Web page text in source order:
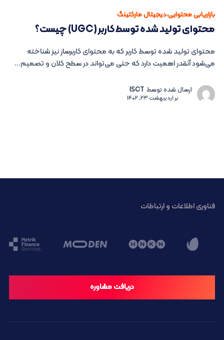
بازاریابی محتوایی،دیجیتال مارکتینگ
محتوای تولید شده توسط کاربر (UGC) چیست؟
محتوای تولید شده توسط کاربر که به محتوای کاربرساز نیز شناخته
می‌شود آنقدر اهمیت دارد که حتی می‌تواند در سطح کلان و تصمیم...
ارسال شده توسط ISCT
براردیبهشت 23, 1402
فناوری اطلاعات و ارتباطات
دریافت مشاوره